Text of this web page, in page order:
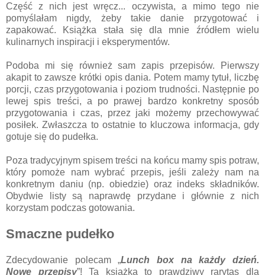
Część z nich jest wręcz... oczywista, a mimo tego nie
pomyślałam nigdy, żeby takie danie przygotować i
zapakować. Książka stała się dla mnie źródłem wielu
kulinarnych inspiracji i eksperymentów.
Podoba mi się również sam zapis przepisów. Pierwszy
akapit to zawsze krótki opis dania. Potem mamy tytuł, liczbę
porcji, czas przygotowania i poziom trudności. Następnie po
lewej spis treści, a po prawej bardzo konkretny sposób
przygotowania i czas, przez jaki możemy przechowywać
posiłek. Zwłaszcza to ostatnie to kluczowa informacja, gdy
gotuje się do pudełka.
Poza tradycyjnym spisem treści na końcu mamy spis potraw,
który pomoże nam wybrać przepis, jeśli zależy nam na
konkretnym daniu (np. obiedzie) oraz indeks składników.
Obydwie listy są naprawdę przydane i głównie z nich
korzystam podczas gotowania.
Smaczne pudełko
Zdecydowanie polecam „Lunch box na każdy dzień.
Nowe przepisy”! Ta książka to prawdziwy rarytas dla